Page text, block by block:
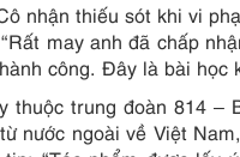
nhận thiếu sót khi vi
may anh đã chấp
công. Đây là bài học
thuộc trung đoàn 814
nước ngoài về Việt